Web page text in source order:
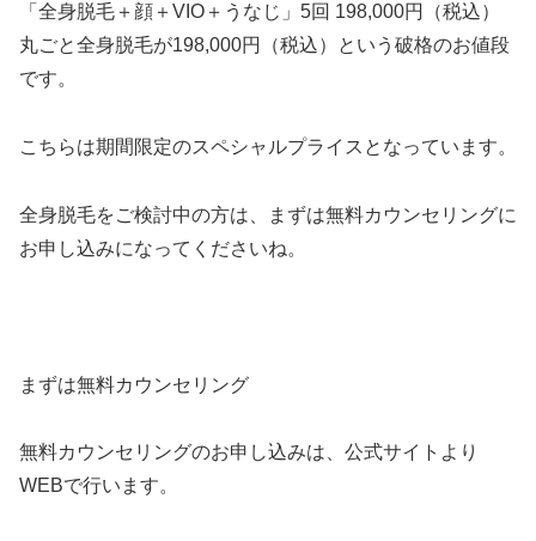
「全身脱毛＋顔＋VIO＋うなじ」5回 198,000円（税込）
丸ごと全身脱毛が198,000円（税込）という破格のお値段
です。
こちらは期間限定のスペシャルプライスとなっています。
全身脱毛をご検討中の方は、まずは無料カウンセリングに
お申し込みになってくださいね。
まずは無料カウンセリング
無料カウンセリングのお申し込みは、公式サイトより
WEBで行います。